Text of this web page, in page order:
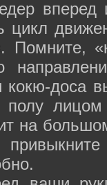
вперед
цикл
кокю-доса
полу
на